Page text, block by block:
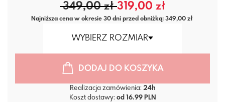
349,00 zł319,00 zł
Najniższa cena w okresie 30 dni przed obniżką: 349,00 zł
WYBIERZ ROZMIAR
DODAJ DO KOSZYKA
Realizacja zamówienia: 24h
Koszt dostawy: od 16.99 PLN